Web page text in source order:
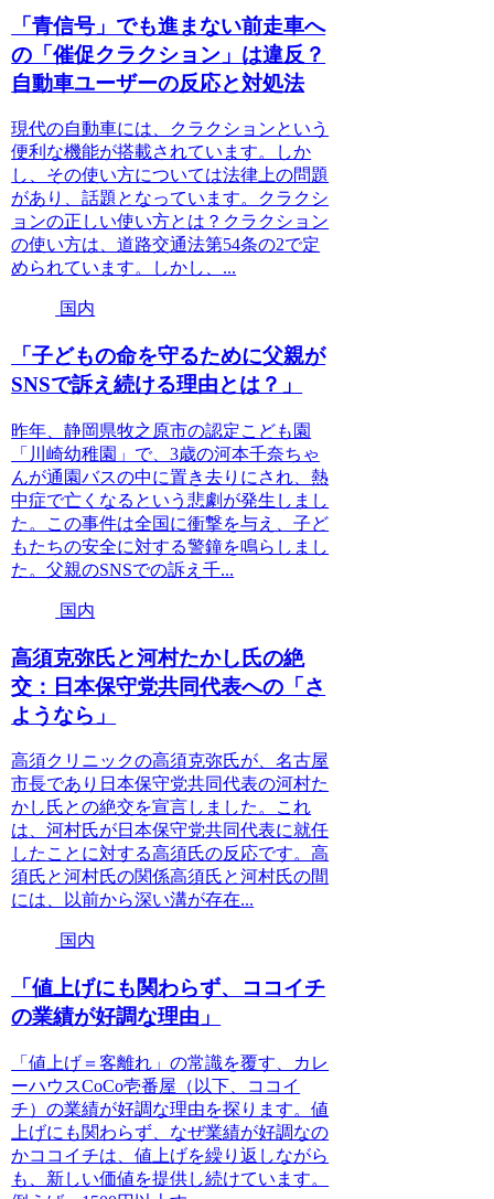
「青信号」でも進まない前走車へ
の「催促クラクション」は違反？
自動車ユーザーの反応と対処法
現代の自動車には、クラクションという
便利な機能が搭載されています。しか
し、その使い方については法律上の問題
があり、話題となっています。クラクシ
ョンの正しい使い方とは？クラクション
の使い方は、道路交通法第54条の2で定
められています。しかし、...
国内
「子どもの命を守るために父親が
SNSで訴え続ける理由とは？」
昨年、静岡県牧之原市の認定こども園
「川崎幼稚園」で、3歳の河本千奈ちゃ
んが通園バスの中に置き去りにされ、熱
中症で亡くなるという悲劇が発生しまし
た。この事件は全国に衝撃を与え、子ど
もたちの安全に対する警鐘を鳴らしまし
た。父親のSNSでの訴え千...
国内
高須克弥氏と河村たかし氏の絶
交：日本保守党共同代表への「さ
ようなら」
高須クリニックの高須克弥氏が、名古屋
市長であり日本保守党共同代表の河村た
かし氏との絶交を宣言しました。これ
は、河村氏が日本保守党共同代表に就任
したことに対する高須氏の反応です。高
須氏と河村氏の関係高須氏と河村氏の間
には、以前から深い溝が存在...
国内
「値上げにも関わらず、ココイチ
の業績が好調な理由」
「値上げ＝客離れ」の常識を覆す、カレ
ーハウスCoCo壱番屋（以下、ココイ
チ）の業績が好調な理由を探ります。値
上げにも関わらず、なぜ業績が好調なの
かココイチは、値上げを繰り返しながら
も、新しい価値を提供し続けています。